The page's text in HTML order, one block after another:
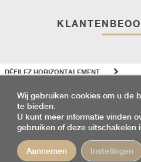
DÉFILEZ HORIZONTALEMENT
©2026RIOCLARVIA GEEKTONIC-
VERKOOPVOORWAARDEN
Wij gebruiken cookies om u de
te bieden.
U kunt meer informatie vinden
gebruiken of deze uitschakelen
Aannemen Instellingen